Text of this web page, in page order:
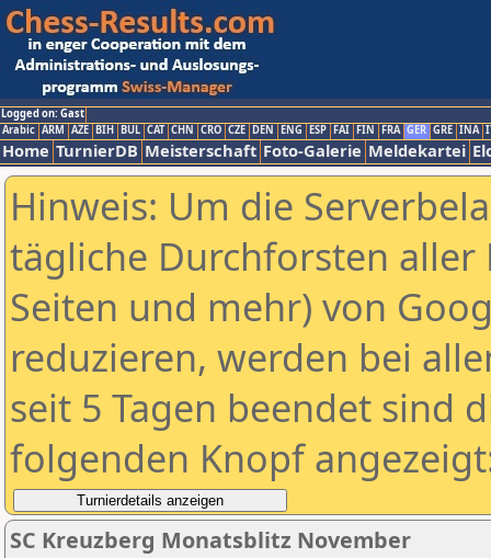
Logged on: Gast
Arabic ARM AZE BIH BUL CAT CHN CRO CZE DEN ENG ESP FAI FIN FRA GER GRE INA
Home TurnierDB Meisterschaft Foto-Galerie Meldekartei
Hinweis: Um die
tägliche Durchforsten aller
Seiten und mehr) von
reduzieren, werden bei
seit 5 Tagen beendet sind
folgenden Knopf
SC Kreuzberg Monatsblitz November